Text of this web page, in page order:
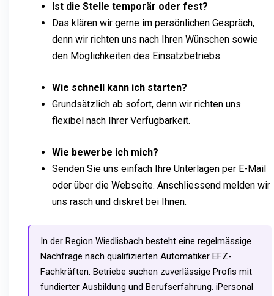
Ist die Stelle temporär oder fest?
Das klären wir gerne im persönlichen Gespräch,
denn wir richten uns nach Ihren Wünschen sowie
den Möglichkeiten des Einsatzbetriebs.
Wie schnell kann ich starten?
Grundsätzlich ab sofort, denn wir richten uns
flexibel nach Ihrer Verfügbarkeit.
Wie bewerbe ich mich?
Senden Sie uns einfach Ihre Unterlagen per E-Mail
oder über die Webseite. Anschliessend melden wir
uns rasch und diskret bei Ihnen.
In der Region Wiedlisbach besteht eine regelmässige
Nachfrage nach qualifizierten Automatiker EFZ-
Fachkräften. Betriebe suchen zuverlässige Profis mit
fundierter Ausbildung und Berufserfahrung. iPersonal